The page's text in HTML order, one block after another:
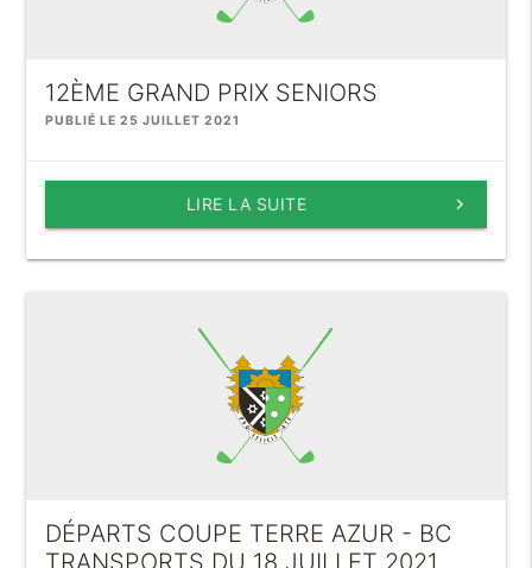
12ÈME GRAND PRIX SENIORS
PUBLIÉ LE 25 JUILLET 2021
keyboard_arrow_right
LIRE LA SUITE
DÉPARTS COUPE TERRE AZUR - BC